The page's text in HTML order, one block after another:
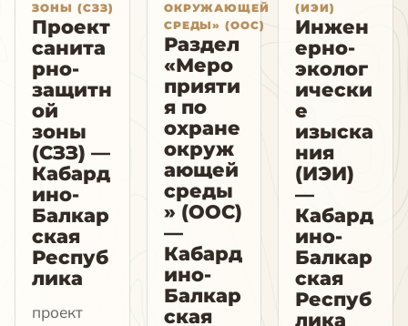
ЗОНЫ (СЗЗ)
Проект
санита
рно-
защитн
ой
зоны
(СЗЗ) —
Кабард
ино-
Балкар
ская
Респуб
лика
проект
ОКРУЖАЮЩЕЙ
СРЕДЫ» (ООС)
Раздел
«Меро
прияти
я по
охране
окруж
ающей
среды
» (ООС)
—
Кабард
ино-
Балкар
ская
(ИЭИ)
Инжен
ерно-
эколог
ически
е
изыска
ния
(ИЭИ)
—
Кабард
ино-
Балкар
ская
Респуб
лика